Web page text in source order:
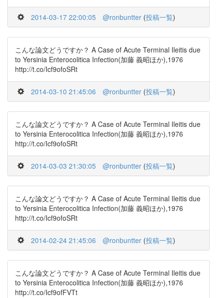
2014-03-17 22:00:05 @ronbuntter (投稿一覧)
こんな論文どうですか？ A Case of Acute Terminal Ileitis due
to Yersinia Enterocolitica Infection(加藤 義昭ほか),1976
http://t.co/Icf9ofoSRt
2014-03-10 21:45:06 @ronbuntter (投稿一覧)
こんな論文どうですか？ A Case of Acute Terminal Ileitis due
to Yersinia Enterocolitica Infection(加藤 義昭ほか),1976
http://t.co/Icf9ofoSRt
2014-03-03 21:30:05 @ronbuntter (投稿一覧)
こんな論文どうですか？ A Case of Acute Terminal Ileitis due
to Yersinia Enterocolitica Infection(加藤 義昭ほか),1976
http://t.co/Icf9ofoSRt
2014-02-24 21:45:06 @ronbuntter (投稿一覧)
こんな論文どうですか？ A Case of Acute Terminal Ileitis due
to Yersinia Enterocolitica Infection(加藤 義昭ほか),1976
http://t.co/Icf9ofFVTt